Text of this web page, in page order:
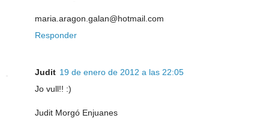
maria.aragon.galan@hotmail.com
Responder
Judit 19 de enero de 2012 a las 22:05
Jo vull!! :)
Judit Morgó Enjuanes